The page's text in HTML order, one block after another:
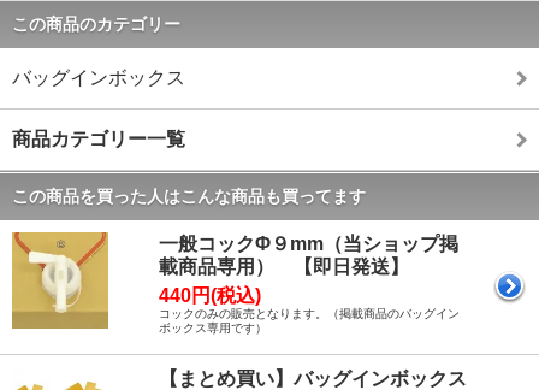
この商品のカテゴリー
バッグインボックス
商品カテゴリー一覧
この商品を買った人はこんな商品も買ってます
一般コックΦ９mm（当ショップ掲
載商品専用） 【即日発送】
440円(税込)
コックのみの販売となります。（掲載商品のバッグイン
ボックス専用です）
【まとめ買い】バッグインボックス